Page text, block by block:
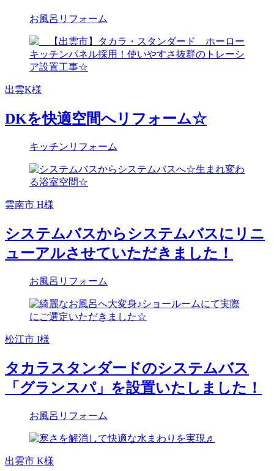
お風呂リフォーム
出雲K様
DKを快適空間へリフォーム☆
キッチンリフォーム
雲南市 H様
システムバスからシステムバスにリニ
ューアルさせていただきました！
お風呂リフォーム
松江市 I様
タカラスタンダードのシステムバス
「グランスパ」を設置いたしました！
お風呂リフォーム
出雲市 K様